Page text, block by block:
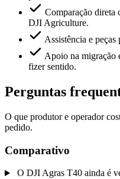
Comparação direta
DJI Agriculture.
Assistência e
Apoio na migração
fizer sentido.
Perguntas
O que produtor e operador
pedido.
Comparativo
O DJI Agras T40 ainda é